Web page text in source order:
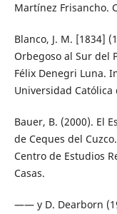
Martínez Frisancho.
Blanco, J. M. [1834]
Orbegoso al Sur del
Félix Denegri Luna.
Universidad Católica
Bauer, B. (2000). El
de Ceques del
Centro de Estudios
Casas.
—— y D. Dearborn